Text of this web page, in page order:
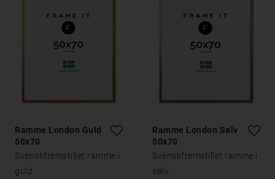
Ramme London Guld
50x70
Svenskfremstillet ramme i
guld
Ramme London Sølv
50x70
Svenskfremstillet ramme i
sølv